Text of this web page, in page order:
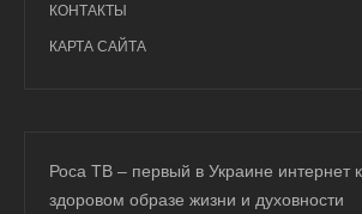
КОНТАКТЫ
КАРТА САЙТА
Роса ТВ – первый в Украине интернет
здоровом образе жизни и духовности